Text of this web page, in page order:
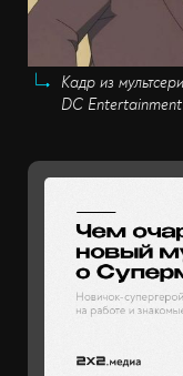
Кадр из
DC Entertainment